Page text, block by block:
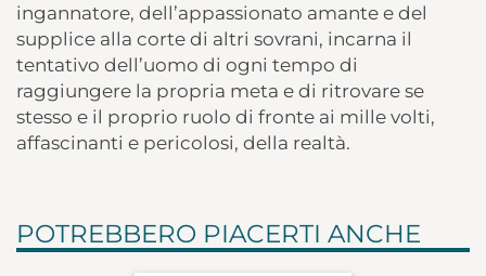
ingannatore, dell’appassionato amante e del
supplice alla corte di altri sovrani, incarna il
tentativo dell’uomo di ogni tempo di
raggiungere la propria meta e di ritrovare se
stesso e il proprio ruolo di fronte ai mille volti,
affascinanti e pericolosi, della realtà.
POTREBBERO PIACERTI ANCHE